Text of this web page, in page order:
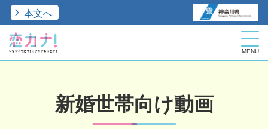
本文へ
MENU
新婚世帯向け動画